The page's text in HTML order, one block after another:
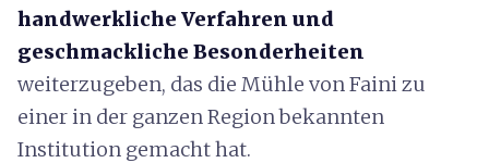
handwerkliche Verfahren und
geschmackliche Besonderheiten
weiterzugeben, das die Mühle von Faini zu
einer in der ganzen Region bekannten
Institution gemacht hat.